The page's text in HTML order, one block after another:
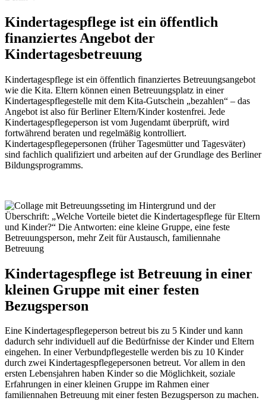
Kindertagespflege ist ein öffentlich
finanziertes Angebot der
Kindertagesbetreuung
Kindertagespflege ist ein öffentlich finanziertes Betreuungsangebot
wie die Kita. Eltern können einen Betreuungsplatz in einer
Kindertagespflegestelle mit dem Kita-Gutschein „bezahlen“ – das
Angebot ist also für Berliner Eltern/Kinder kostenfrei. Jede
Kindertagespflegeperson ist vom Jugendamt überprüft, wird
fortwährend beraten und regelmäßig kontrolliert.
Kindertagespflegepersonen (früher Tagesmütter und Tagesväter)
sind fachlich qualifiziert und arbeiten auf der Grundlage des Berliner
Bildungsprogramms.
Kindertagespflege ist Betreuung in einer
kleinen Gruppe mit einer festen
Bezugsperson
Eine Kindertagespflegeperson betreut bis zu 5 Kinder und kann
dadurch sehr individuell auf die Bedürfnisse der Kinder und Eltern
eingehen. In einer Verbundpflegestelle werden bis zu 10 Kinder
durch zwei Kindertagespflegepersonen betreut. Vor allem in den
ersten Lebensjahren haben Kinder so die Möglichkeit, soziale
Erfahrungen in einer kleinen Gruppe im Rahmen einer
familiennahen Betreuung mit einer festen Bezugsperson zu machen.